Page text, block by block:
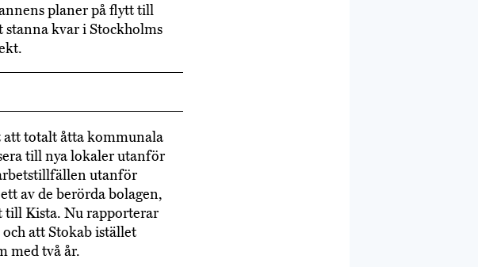
planer på flytt till
stanna kvar i Stockholms
att totalt åtta kommunala
till nya lokaler utanför
utanför
av de berörda bolagen,
till Kista. Nu rapporterar
att Stokab istället
med två år.